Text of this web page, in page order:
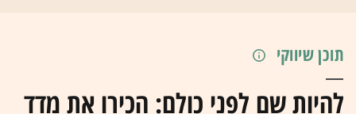
תוכן שיווקי
להיות שם לפני כולם: הכירו את מדד